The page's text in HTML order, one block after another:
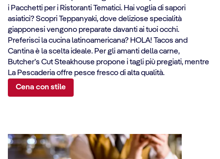
i Pacchetti per i Ristoranti Tematici. Hai voglia di sapori
asiatici? Scopri Teppanyaki, dove deliziose specialità
giapponesi vengono preparate davanti ai tuoi occhi.
Preferisci la cucina latinoamericana? HOLA! Tacos and
Cantina è la scelta ideale. Per gli amanti della carne,
Butcher’s Cut Steakhouse propone i tagli più pregiati, mentre
La Pescaderia offre pesce fresco di alta qualità.
Cena con stile